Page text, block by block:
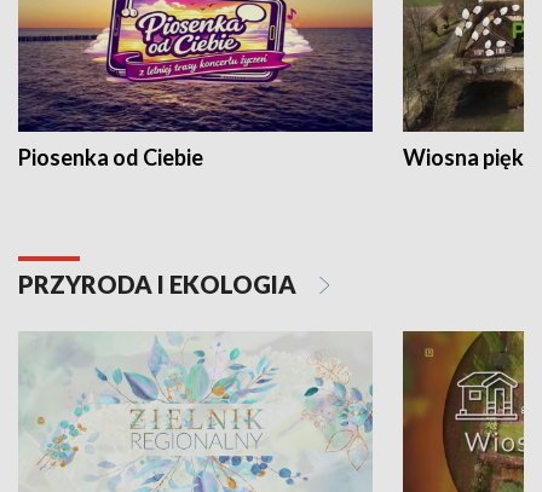
Piosenka od Ciebie Wiosna
PRZYRODA I EKOLOGIA